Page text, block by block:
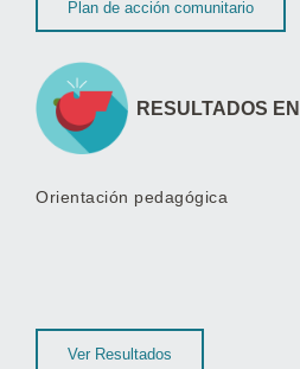
Plan de acción comunitario
RESULTADOS
Orientación pedagógica
Ver Resultados